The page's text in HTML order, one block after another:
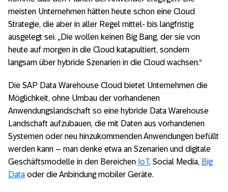
meisten Unternehmen hätten heute schon eine Cloud
Strategie, die aber in aller Regel mittel- bis langfristig
ausgelegt sei. „Die wollen keinen Big Bang, der sie von
heute auf morgen in die Cloud katapultiert, sondern
langsam über hybride Szenarien in die Cloud wachsen.“
Die SAP Data Warehouse Cloud bietet Unternehmen die
Möglichkeit, ohne Umbau der vorhandenen
Anwendungslandschaft so eine hybride Data Warehouse
Landschaft aufzubauen, die mit Daten aus vorhandenen
Systemen oder neu hinzukommenden Anwendungen befüllt
werden kann – man denke etwa an Szenarien und digitale
Geschäftsmodelle in den Bereichen IoT, Social Media, Big
Data oder die Anbindung mobiler Geräte.